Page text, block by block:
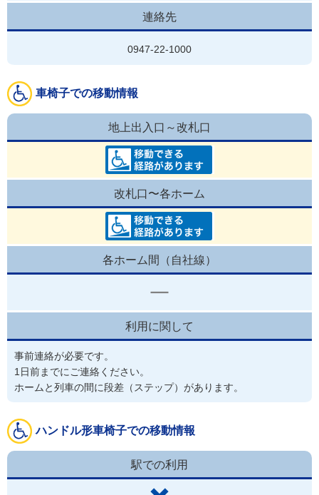
連絡先
0947-22-1000
車椅子での移動情報
地上出入口～改札口
改札口〜各ホーム
各ホーム間（自社線）
利用に関して
事前連絡が必要です。
1日前までにご連絡ください。
ホームと列車の間に段差（ステップ）があります。
ハンドル形車椅子での移動情報
駅での利用